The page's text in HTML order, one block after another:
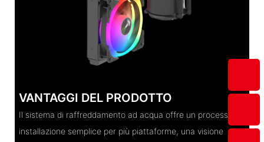
VANTAGGI DEL PRODOTTO
Il sistema di raffreddamento ad acqua offre un processo di
installazione semplice per più piattaforme, una visione